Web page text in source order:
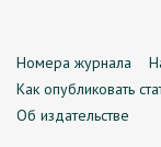
Номера журнала
Как опубликовать
Об издательстве